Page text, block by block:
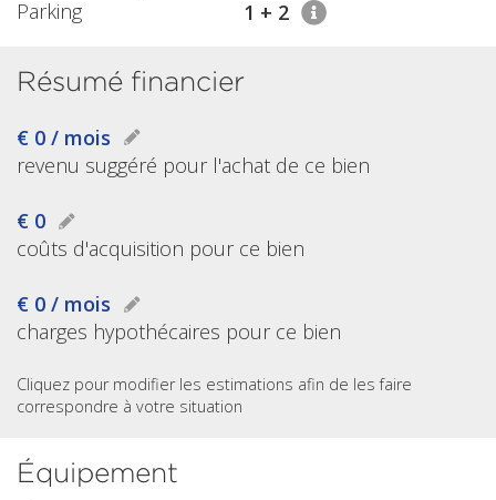
Parking
1 + 2
Résumé financier
€ 0 / mois
revenu suggéré pour l'achat de ce bien
€ 0
coûts d'acquisition pour ce bien
€ 0 / mois
charges hypothécaires pour ce bien
Cliquez pour modifier les estimations afin de les faire
correspondre à votre situation
Équipement